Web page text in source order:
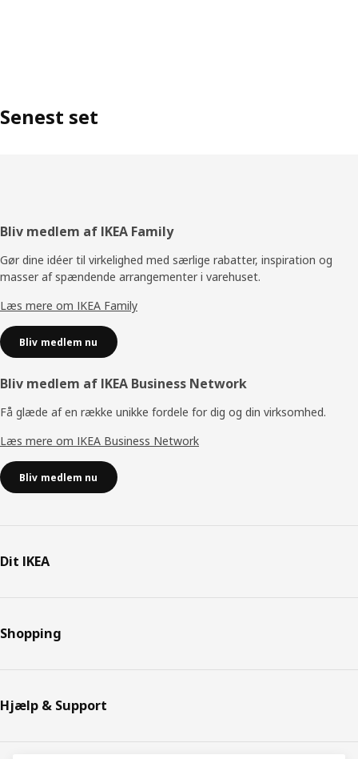
Senest set
Footer
Bliv medlem af IKEA Family
Gør dine idéer til virkelighed med særlige rabatter, inspiration og
masser af spændende arrangementer i varehuset.
Læs mere om IKEA Family
Bliv medlem nu
Bliv medlem af IKEA Business Network
Få glæde af en række unikke fordele for dig og din virksomhed.
Læs mere om IKEA Business Network
Bliv medlem nu
Dit IKEA
Shopping
Hjælp & Support